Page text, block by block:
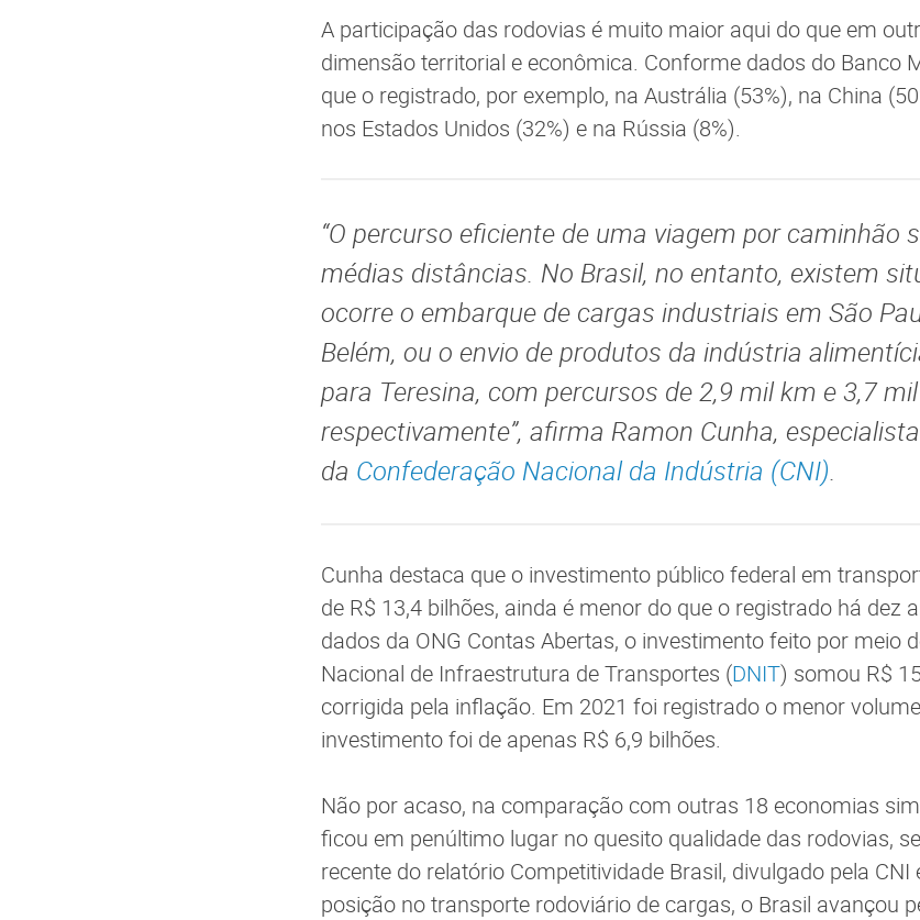
A participação das rodovias é muito maior aqui do que em
dimensão territorial e econômica. Conforme dados do Banco
que o registrado, por exemplo, na Austrália (53%), na China
nos Estados Unidos (32%) e na Rússia (8%).
“O percurso eficiente de uma viagem por caminhão
médias distâncias. No Brasil, no entanto, existem
ocorre o embarque de cargas industriais em São
Belém, ou o envio de produtos da indústria
para Teresina, com percursos de 2,9 mil km e 3,7
respectivamente”, afirma Ramon Cunha,
da Confederação Nacional da Indústria (CNI).
Cunha destaca que o investimento público federal em
de R$ 13,4 bilhões, ainda é menor do que o registrado há dez
dados da ONG Contas Abertas, o investimento feito por meio
Nacional de Infraestrutura de Transportes (DNIT) somou R$
corrigida pela inflação. Em 2021 foi registrado o menor
investimento foi de apenas R$ 6,9 bilhões.
Não por acaso, na comparação com outras 18 economias
ficou em penúltimo lugar no quesito qualidade das rodovias,
recente do relatório Competitividade Brasil, divulgado pela
posição no transporte rodoviário de cargas, o Brasil avançou